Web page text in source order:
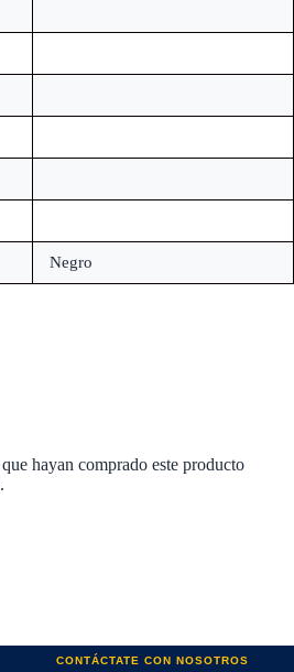
Negro
hayan comprado este producto
CONTÁCTATE CON NOSOTROS